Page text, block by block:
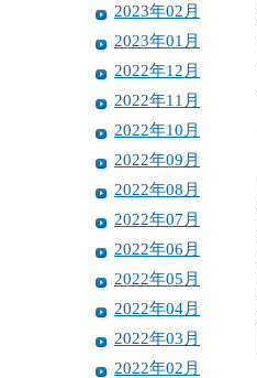
2023年02月
2023年01月
2022年12月
2022年11月
2022年10月
2022年09月
2022年08月
2022年07月
2022年06月
2022年05月
2022年04月
2022年03月
2022年02月